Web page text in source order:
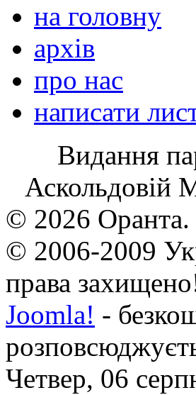
на головну
архів
про нас
написати
Видання
Аскольдовій
© 2026 Оранта.
© 2006-2009
права
Joomla! -
Четвер, 06